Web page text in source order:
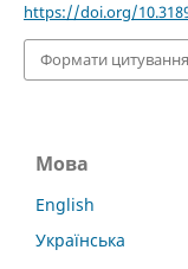
https://doi.org/
Формати цитування
Мова
English
Українська